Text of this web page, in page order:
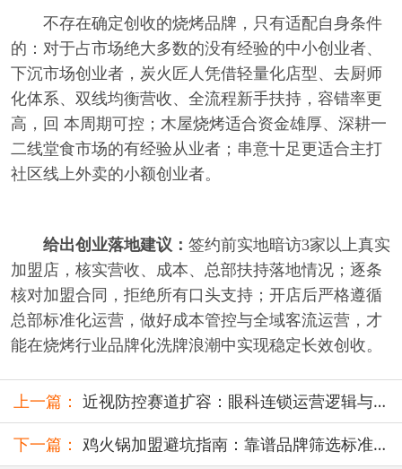
不存在确定创收的烧烤品牌，只有适配自身条件
的：对于占市场绝大多数的没有经验的中小创业者、
下沉市场创业者，炭火匠人凭借轻量化店型、去厨师
化体系、双线均衡营收、全流程新手扶持，容错率更
高，回 本周期可控；木屋烧烤适合资金雄厚、深耕一
二线堂食市场的有经验从业者；串意十足更适合主打
社区线上外卖的小额创业者。
给出创业落地建议： 签约前实地暗访3家以上真实
加盟店，核实营收、成本、总部扶持落地情况；逐条
核对加盟合同，拒绝所有口头支持；开店后严格遵循
总部标准化运营，做好成本管控与全域客流运营，才
能在烧烤行业品牌化洗牌浪潮中实现稳定长效创收。
上一篇： 近视防控赛道扩容：眼科连锁运营逻辑与
模型拆解
下一篇： 鸡火锅加盟避坑指南：靠谱品牌筛选标准
闭